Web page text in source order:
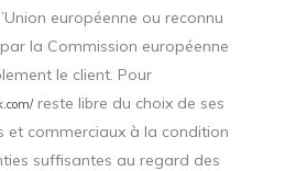
européenne ou reconnu
la Commission européenne
le client. Pour
reste libre du choix de ses
et commerciaux à la condition
suffisantes au regard des